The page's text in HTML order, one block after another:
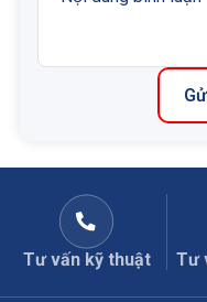
Tư vấn kỹ thuật Tư